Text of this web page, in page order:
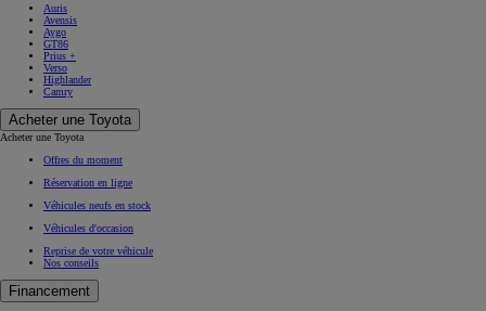
Auris
Avensis
Aygo
GT86
Prius +
Verso
Highlander
Camry
Acheter une Toyota
Acheter une Toyota
Offres du moment
Réservation en ligne
Véhicules neufs en stock
Véhicules d'occasion
Reprise de votre véhicule
Nos conseils
Financement